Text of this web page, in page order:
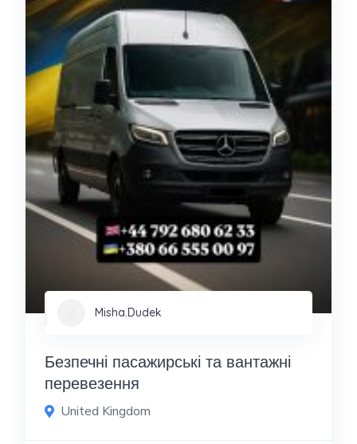
Misha.Dudek
Безпечні пасажирські та вантажні
перевезення
United Kingdom